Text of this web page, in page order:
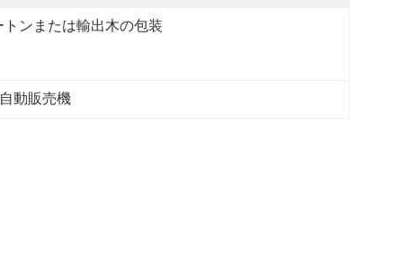
トンまたは輸出木の包装
動販売機